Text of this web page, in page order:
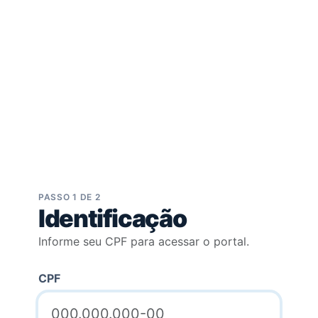
PASSO 1 DE 2
Identificação
Informe seu CPF para acessar o portal.
CPF